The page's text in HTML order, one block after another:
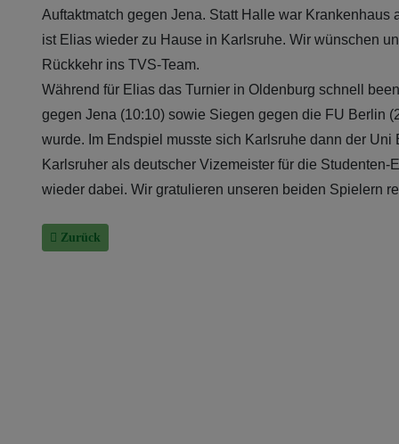
Auftaktmatch gegen Jena. Statt Halle war
ist Elias wieder zu Hause in Karlsruhe. Wir wünschen
Rückkehr ins TVS-Team.
Während für Elias das Turnier in Oldenburg schnell
gegen Jena (10:10) sowie Siegen gegen die FU Berlin
wurde. Im Endspiel musste sich Karlsruhe dann der
Karlsruher als deutscher Vizemeister für die
wieder dabei. Wir gratulieren unseren beiden Spielern
Vorheriger Beitrag: Beachhandball-WM: Tim Krauth mit
Zurück